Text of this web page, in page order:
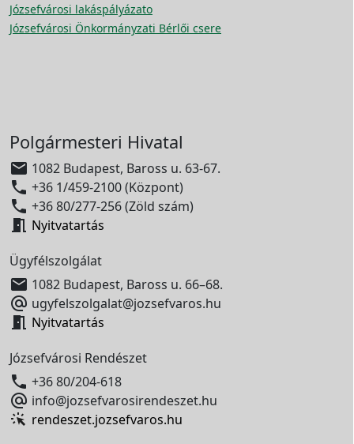
Józsefvárosi lakáspályázato
Józsefvárosi Önkormányzati Bérlői csere
Polgármesteri Hivatal
 1082 Budapest, Baross u. 63-67.
 +36 1/459-2100 (Központ)
 +36 80/277-256 (Zöld szám)
 Nyitvatartás
Ügyfélszolgálat
 1082 Budapest, Baross u. 66–68.
 ugyfelszolgalat@jozsefvaros.hu
 Nyitvatartás
Józsefvárosi Rendészet
 +36 80/204-618
 info@jozsefvarosirendeszet.hu
rendeszet.jozsefvaros.hu